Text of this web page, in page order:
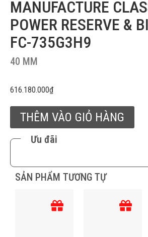
MANUFACTURE
POWER RESERVE &
FC-735G3H9
40 MM
616.180.000₫
THÊM VÀO GIỎ HÀNG
Ưu đãi
SẢN PHẨM TƯƠNG TỰ